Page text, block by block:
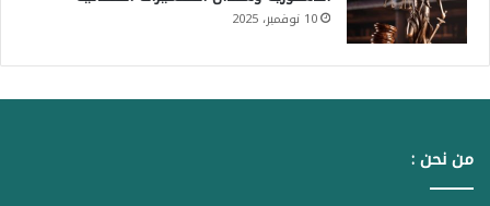
10 نوفمبر، 2025
من نحن :